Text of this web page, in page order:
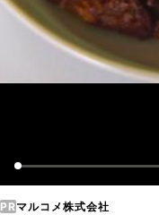
PRマルコメ株式会社